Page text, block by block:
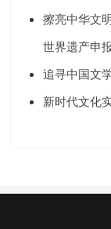
擦亮中华文
世界遗产申
追寻中国文
新时代文化